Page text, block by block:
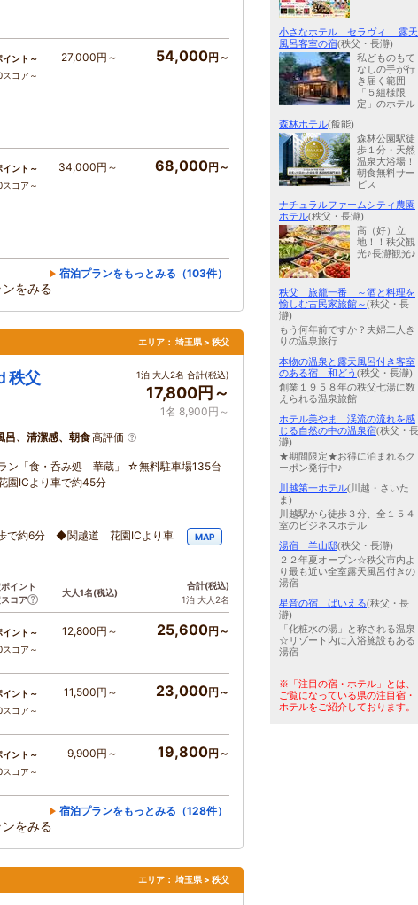
イント～
コア～
27,000円～ 54,000円～
イント～
コア～
34,000円～ 68,000円～
宿泊プランをもっとみる（103件）
をみる
エリア： 埼玉県 > 秩父
秩父 1泊 大人2名 合計(税込)
17,800円～
1名 8,900円～
呂、清潔感、朝食高評価
ン「食・呑み処 華蔵」 ☆無料駐車場135台
園ICより車で約45分
で約6分 ◆関越道 花園ICより車
MAP
イント
コア
大人1名(税込)
合計(税込)
1泊 大人2名
イント～
コア～
12,800円～ 25,600円～
イント～
コア～
11,500円～ 23,000円～
イント～
コア～
9,900円～ 19,800円～
宿泊プランをもっとみる（128件）
をみる
エリア： 埼玉県 > 秩父
小さなホテル セラヴィ 露天
風呂客室の宿(秩父・長瀞)
私どものもて
なしの手が行
き届く範囲
「５組様限
定」のホテル
森林ホテル(飯能)
森林公園駅徒
歩１分・天然
温泉大浴場！
朝食無料サー
ビス
ナチュラルファームシティ農園
ホテル(秩父・長瀞)
高（好）立
地！！秩父観
光♪長瀞観光♪
秩父 旅籠一番 ～酒と料理を
愉しむ古民家旅館～(秩父・長
瀞)
もう何年前ですか？夫婦二人き
りの温泉旅行
本物の温泉と露天風呂付き客室
のある宿 和どう (秩父・長瀞)
創業１９５８年の秩父七湯に数
えられる温泉旅館
ホテル美やま 渓流の流れを感
じる自然の中の温泉宿(秩父・長
瀞)
★期間限定★お得に泊まれるク
ーポン発行中♪
川越第一ホテル(川越・さいた
ま)
川越駅から徒歩３分、全１５４
室のビジネスホテル
湯宿 羊山邸(秩父・長瀞)
２２年夏オープン☆秩父市内よ
り最も近い全室露天風呂付きの
湯宿
星音の宿 ばいえる(秩父・長
瀞)
「化粧水の湯」と称される温泉
☆リゾート内に入浴施設もある
湯宿
※「注目の宿・ホテル」とは、
ご覧になっている県の注目宿・
ホテルをご紹介しております。